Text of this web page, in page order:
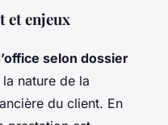
et enjeux
selon dossier
nature de la
du client. En